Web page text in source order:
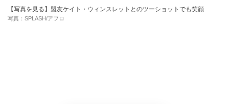
【写真を見る】盟友ケイト・ウィンスレットとのツーショットでも笑顔
写真：SPLASH/アフロ